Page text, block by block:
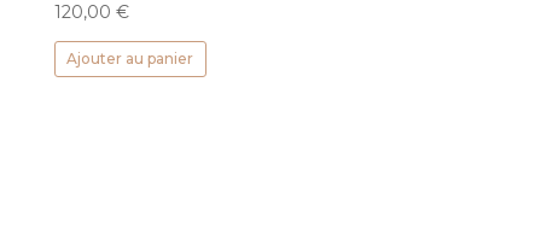
120,00 €
Ajouter au panier